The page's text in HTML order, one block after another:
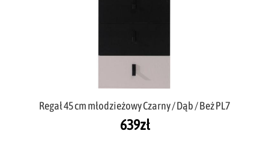
Regał 45 cm młodzieżowy Czarny / Dąb / Beż PL7
639zł